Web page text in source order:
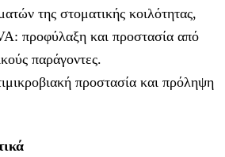
της στοματικής κοιλότητας,
προφύλαξη και προστασία από
παράγοντες.
προστασία και πρόληψη